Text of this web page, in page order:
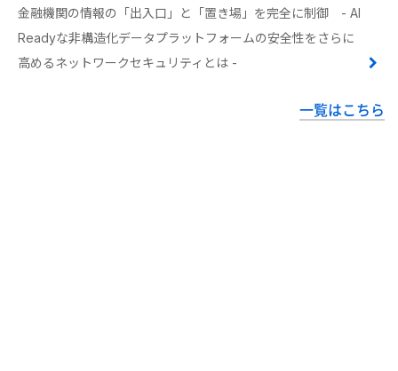
金融機関の情報の「出入口」と「置き場」を完全に制御 - AI
Readyな非構造化データプラットフォームの安全性をさらに
高めるネットワークセキュリティとは -
一覧はこちら